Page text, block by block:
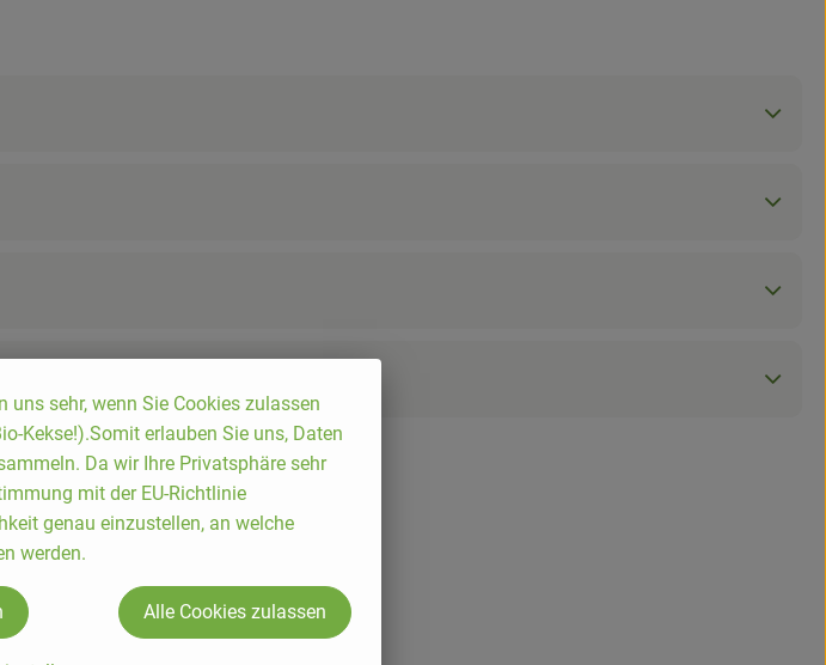
uns sehr, wenn Sie Cookies zulassen
Kekse!).Somit erlauben Sie uns, Daten
Da wir Ihre Privatsphäre sehr
mit der EU-Richtlinie
genau einzustellen, an welche
werden.
Alle Cookies zulassen